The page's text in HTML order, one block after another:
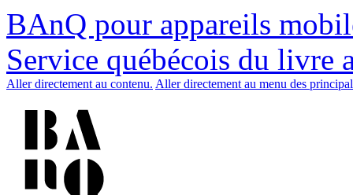
BAnQ pour appareils
Service québécois du livre
Aller directement au contenu. Aller directement au menu des